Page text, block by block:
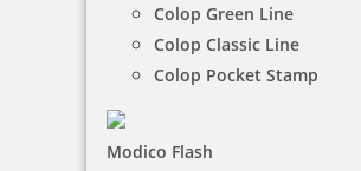
Colop Green Line
Colop Classic Line
Colop Pocket Stamp
Modico Flash